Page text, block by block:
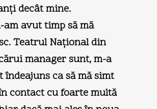
decât mine.
am avut timp să mă
Teatrul Naţional din
manager sunt, m-a
îndeajuns ca să mă simt
contact cu foarte multă